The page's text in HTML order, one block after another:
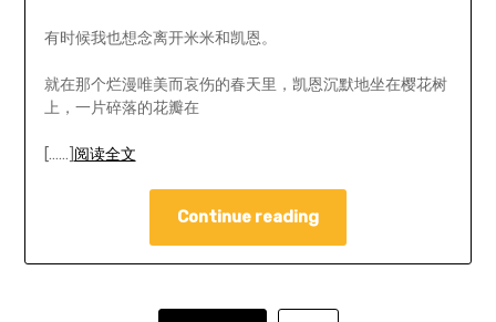
有时候我也想念离开米米和凯恩。
就在那个烂漫唯美而哀伤的春天里，凯恩沉默地坐在樱花树
上，一片碎落的花瓣在
[……] 阅读全文
Continue reading